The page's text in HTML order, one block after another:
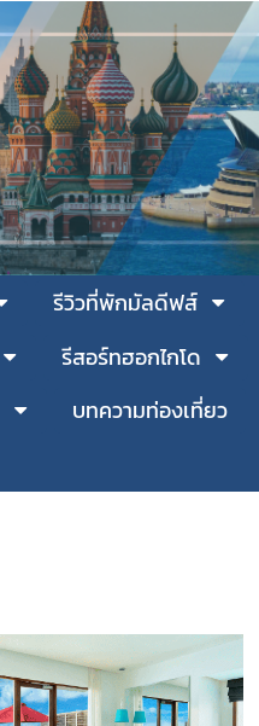
รีวิวที่พักมัลดีฟส์
รีสอร์ทฮอกไกโด
บทความท่องเที่ยว